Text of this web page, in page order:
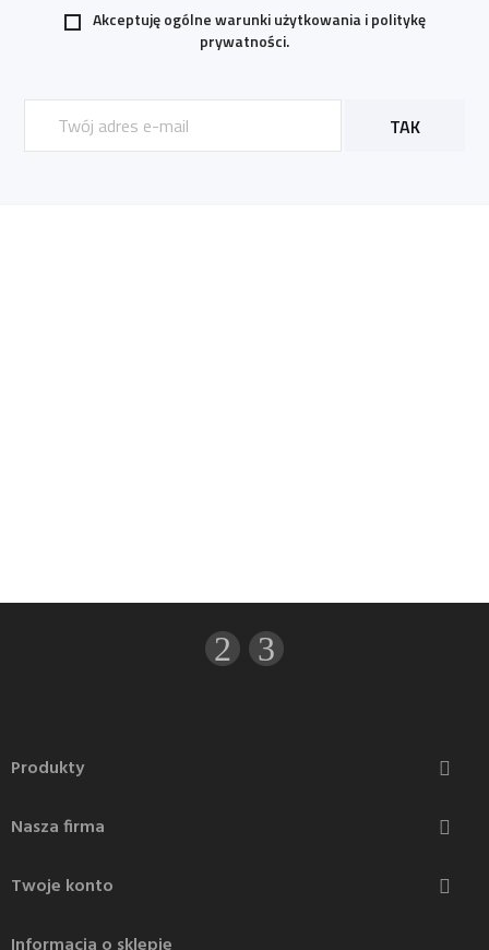
Akceptuję ogólne warunki użytkowania ipolitykę
prywatności.
Produkty 
Nasza firma 
Twoje konto 